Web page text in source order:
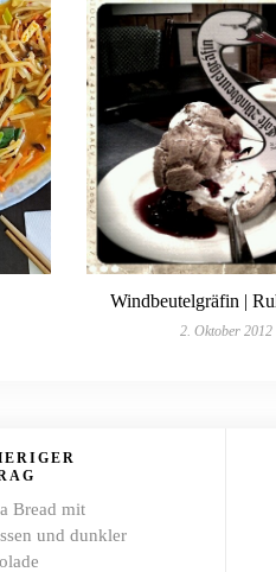
Windbeutelgräfin |
2. Oktober 2012
Bread mit
und dunkler